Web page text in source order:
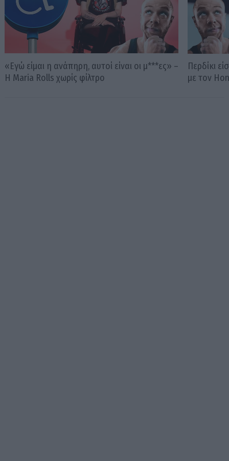
«Εγώ είμαι η ανάπηρη, αυτοί είναι οι μ***ες» –
Η Maria Rolls χωρίς φίλτρο
Περδίκι
με τον